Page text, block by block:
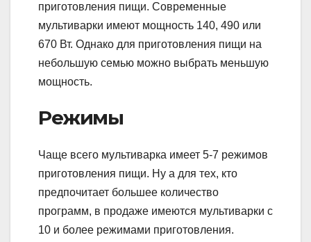
приготовления пищи. Современные
мультиварки имеют мощность 140, 490 или
670 Вт. Однако для приготовления пищи на
небольшую семью можно выбрать меньшую
мощность.
Режимы
Чаще всего мультиварка имеет 5-7 режимов
приготовления пищи. Ну а для тех, кто
предпочитает большее количество
программ, в продаже имеются мультиварки с
10 и более режимами приготовления.